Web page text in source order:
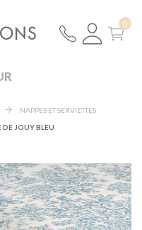
NAPPES ET SERVIETTES
DE JOUY BLEU